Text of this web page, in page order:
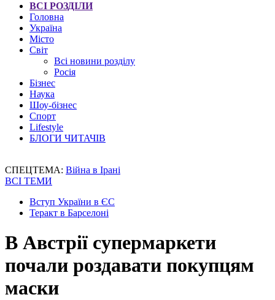
ВСІ РОЗДІЛИ
Головна
Україна
Місто
Світ
Всі новини розділу
Росія
Бізнес
Наука
Шоу-бізнес
Спорт
Lifestyle
БЛОГИ ЧИТАЧІВ
СПЕЦТЕМА: Війна в Ірані
ВСІ ТЕМИ
Вступ України в ЄС
Теракт в Барселоні
В Австрії супермаркети
почали роздавати покупцям
маски